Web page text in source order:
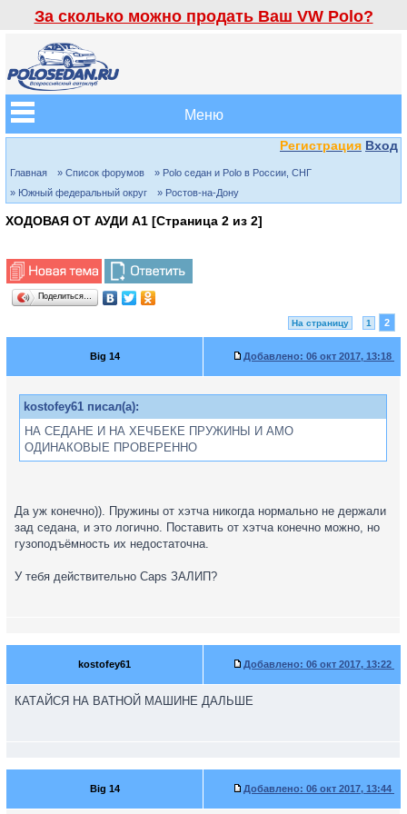
За сколько можно продать Ваш VW Polo?
Меню
Регистрация Вход
Главная » Список форумов
» Polo седан и Polo в России, СНГ
» Южный федеральный округ
» Ростов-на-Дону
ХОДОВАЯ ОТ АУДИ А1 [Страница 2 из 2]
Поделиться…
На страницу 1 2
Big 14 Добавлено: 06 окт 2017, 13:18
kostofey61 писал(а):
НА СЕДАНЕ И НА ХЕЧБЕКЕ ПРУЖИНЫ И АМО
ОДИНАКОВЫЕ ПРОВЕРЕННО
Да уж конечно)). Пружины от хэтча никогда нормально не держали
зад седана, и это логично. Поставить от хэтча конечно можно, но
гузоподъёмность их недостаточна.
У тебя действительно Caps ЗАЛИП?
kostofey61 Добавлено: 06 окт 2017, 13:22
КАТАЙСЯ НА ВАТНОЙ МАШИНЕ ДАЛЬШЕ
Big 14 Добавлено: 06 окт 2017, 13:44